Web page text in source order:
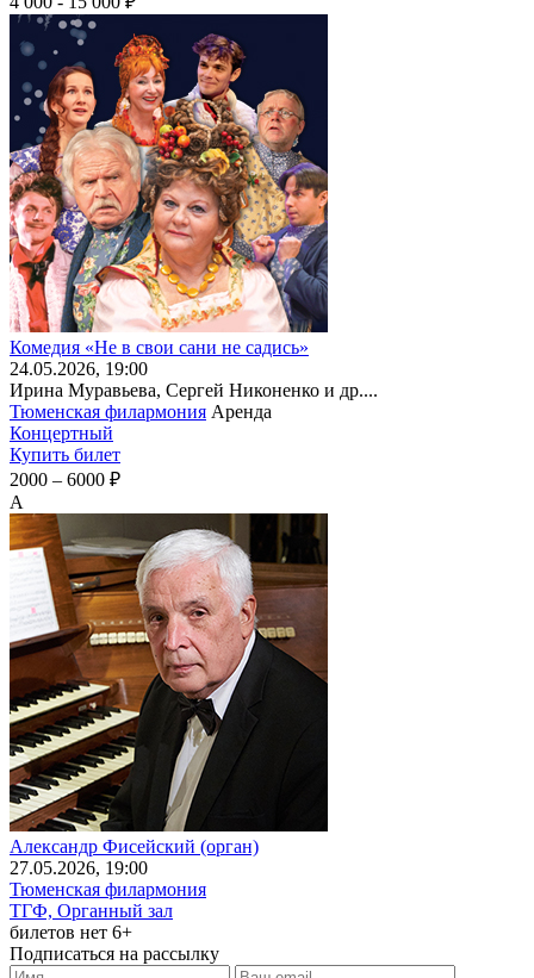
Комедия «Не в свои сани не садись»
24.05.2026, 19:00
Ирина Муравьева, Сергей Никоненко и др....
Тюменская филармония Аренда
Концертный
Купить билет
2000 – 6000 ₽
А
Александр Фисейский (орган)
27.05.2026, 19:00
Тюменская филармония
ТГФ, Органный зал
билетов нет 6+
Подписаться на рассылку